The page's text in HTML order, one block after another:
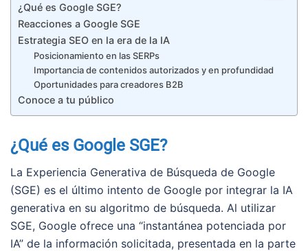
¿Qué es Google SGE?
Reacciones a Google SGE
Estrategia SEO en la era de la IA
Posicionamiento en las SERPs
Importancia de contenidos autorizados y en profundidad
Oportunidades para creadores B2B
Conoce a tu público
¿Qué es Google SGE?
La Experiencia Generativa de Búsqueda de Google
(SGE) es el último intento de Google por integrar la IA
generativa en su algoritmo de búsqueda. Al utilizar
SGE, Google ofrece una “instantánea potenciada por
IA” de la información solicitada, presentada en la parte